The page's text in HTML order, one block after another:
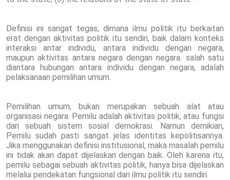
Definisi ini sangat tegas, dimana ilmu politik itu berkaitan
erat dengan aktivitas politik itu sendiri, baik dalam konteks
interaksi antar individu, antara individu dengan negara,
maupun aktivitas antara negara dengan negara. salah satu
diantara hubungan antara individu dengan negara, adalah
pelaksanaan pemilihan umum.
Pemilihan umum, bukan merupakan sebuah alat atau
organisasi negara. Pemilu adalah aktivitas politik, atau fungsi
dari sebuah sistem sosial demokrasi. Namun demikian,
Pemilu sudah pasti sangat jelas identitas kepolitisannya.
Jika menggunakan definisi institusional, maka masalah pemilu
ini tidak akan dapat dijelaskan dengan baik. Oleh karena itu,
pemilu sebagai sebuah aktivitas politik, hanya bisa dijelaskan
melalui pendekatan fungsional dari ilmu politik itu sendiri.